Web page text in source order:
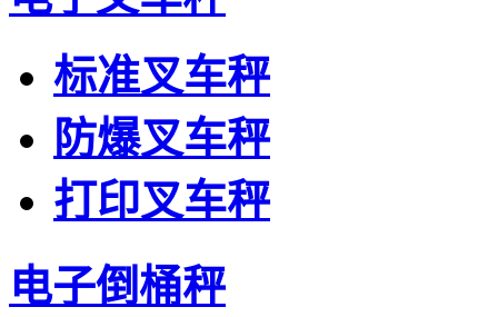
标准叉车秤
防爆叉车秤
打印叉车秤
电子倒桶秤